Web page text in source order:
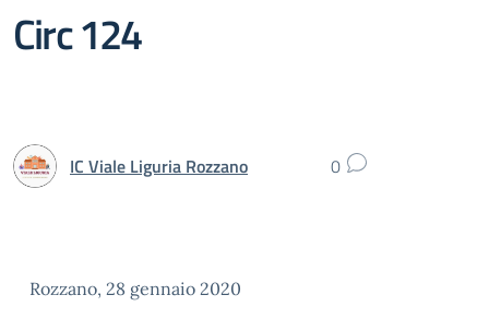
Circ 124
IC Viale Liguria Rozzano 0
Rozzano, 28 gennaio 2020